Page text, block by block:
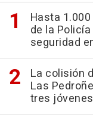
Hasta
de la
seguridad
La colisión
Las
tres